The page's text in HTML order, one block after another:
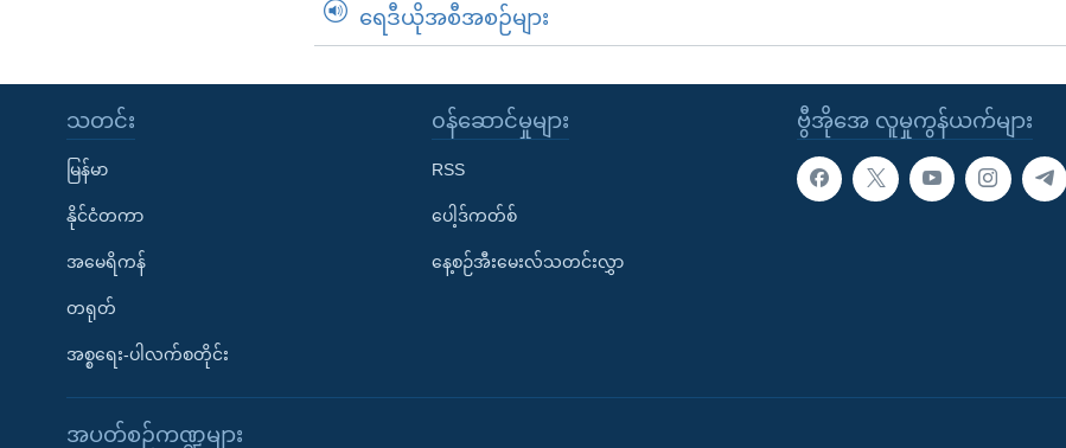
ရေဒီယိုအစီအစဉ်များ
ဗွီအိုအေ လူမှုကွန်ယက်များ
သတင်း
မြန်မာ
နိုင်ငံတကာ
အမေရိကန်
တရုတ်
အစ္စရေး-ပါလက်စတိုင်း
၀န်ဆောင်မှုများ
RSS
ပေါ့ဒ်ကတ်စ်
နေ့စဉ်အီးမေးလ်သတင်းလွှာ
အပတ်စဉ်ကဏ္ဍများ